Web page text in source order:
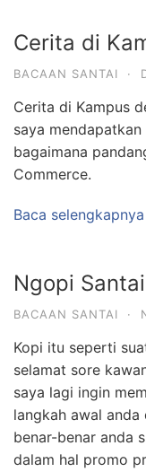
Cerita di
BACAAN SANTAI ·
Cerita di Kampus
saya
bagaimana
Commerce.
Baca
Ngopi
BACAAN SANTAI ·
Kopi itu seperti
selamat sore
saya lagi ingin
langkah awal anda
benar-benar anda
dalam hal promo